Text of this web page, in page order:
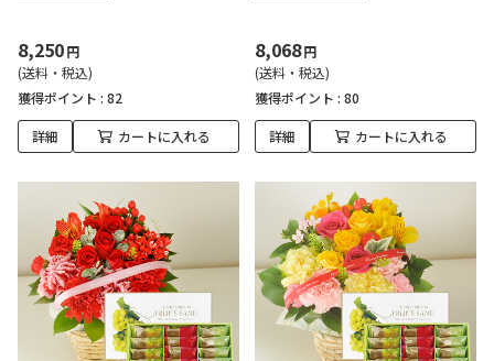
8,250円
(送料・税込)
獲得ポイント : 82
詳細 カートに入れる
8,068円
(送料・税込)
獲得ポイント : 80
詳細 カートに入れる